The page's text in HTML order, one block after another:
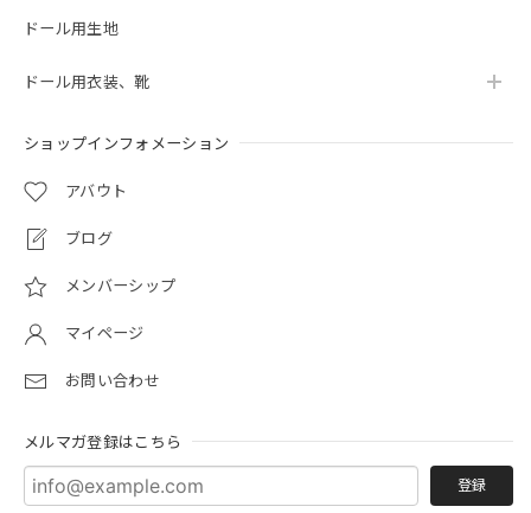
ドール用生地
ドール用衣装、靴
ショップインフォメーション
アバウト
ブログ
メンバーシップ
マイページ
お問い合わせ
メルマガ登録はこちら
登録